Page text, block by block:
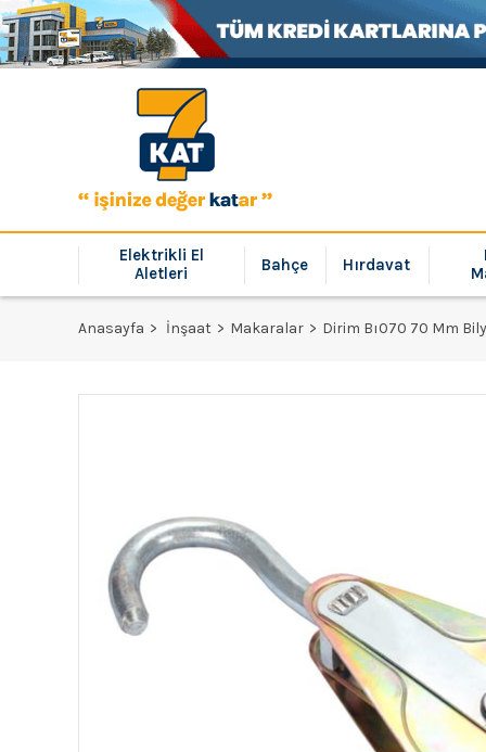
Elektrikli El
Aletleri
Bahçe Hırdavat
Anasayfa İnşaat Makaralar Dirim Bı070 70 Mm